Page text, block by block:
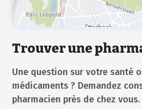
Trouver une
Une question sur votre santé
médicaments ? Demandez
pharmacien près de chez vous.